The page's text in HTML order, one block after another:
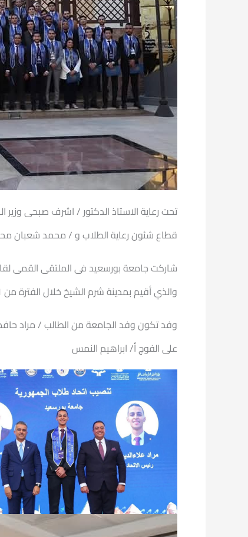
تحت رعاية الاستاذ الدكتور / اشرف صبحى
قطاع شئون رعاية الطلاب و / محمد شعبان محمد
شاركت جامعة بورسعيد فى الملتقى القمى
والذي أقيم بمدينة شرم الشيخ خلال الفترة من 1 إلى 4 فبراير.
وفد تكون وفد الجامعة من الطالب / مراد
على الفوج أ/ ابراهيم النمس